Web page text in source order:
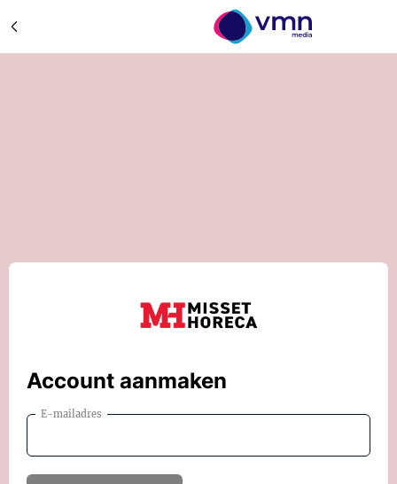
Account aanmaken
E-mailadres